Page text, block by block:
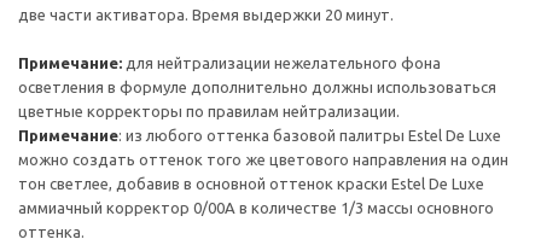
две части активатора. Время выдержки 20 минут.
Примечание: для нейтрализации нежелательного фона
осветления в формуле дополнительно должны использоваться
цветные корректоры по правилам нейтрализации.
Примечание: из любого оттенка базовой палитры Estel De Luxe
можно создать оттенок того же цветового направления на один
тон светлее, добавив в основной оттенок краски Estel De Luxe
аммиачный корректор 0/00А в количестве 1/3 массы основного
оттенка.